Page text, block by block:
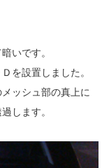
いです。
を設置しました。
ッシュ部の真上に
します。